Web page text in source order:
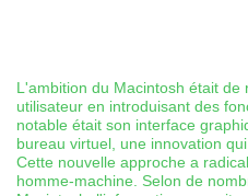
L'ambition du Macintosh était de
utilisateur en introduisant des
notable était son interface
bureau virtuel, une innovation
Cette nouvelle approche a
homme-machine. Selon de